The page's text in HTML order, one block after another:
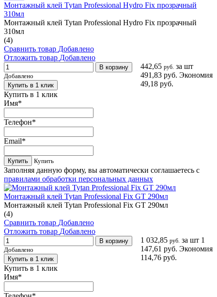
Монтажный клей Tytan Professional Hydro Fix прозрачный
310мл
Монтажный клей Tytan Professional Hydro Fix прозрачный
310мл
(4)
Сравнить товар Добавлено
Отложить товар Добавлено
442,65 руб. за шт
491,83 руб. Экономия
49,18 руб.
В корзину
Добавлено
Купить в 1 клик
Купить в 1 клик
Имя*
Телефон*
Email*
Купить Купить
Заполняя данную форму, вы автоматически соглашаетесь с
правилами обработки персональных данных
Монтажный клей Tytan Professional Fix GT 290мл
Монтажный клей Tytan Professional Fix GT 290мл
(4)
Сравнить товар Добавлено
Отложить товар Добавлено
1 032,85 руб. за шт 1
147,61 руб. Экономия
114,76 руб.
В корзину
Добавлено
Купить в 1 клик
Купить в 1 клик
Имя*